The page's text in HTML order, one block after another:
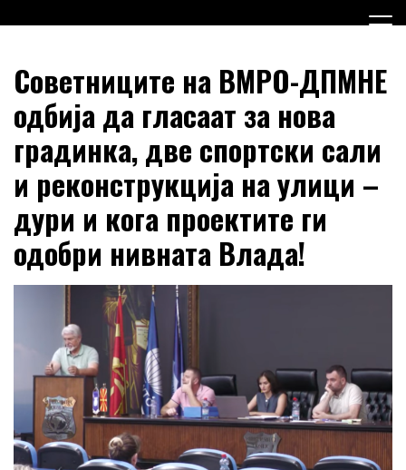
to
Граѓанска Опција за
Македонија
Советниците на ВМРО-ДПМНЕ
одбија да гласаат за нова
градинка, две спортски сали
и реконструкција на улици –
дури и кога проектите ги
одобри нивната Влада!